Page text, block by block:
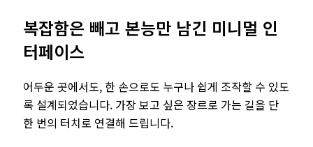
복잡함은 빼고 본능만 남긴 미니멀 인
터페이스
어두운 곳에서도, 한 손으로도 누구나 쉽게 조작할 수 있도
록 설계되었습니다. 가장 보고 싶은 장르로 가는 길을 단
한 번의 터치로 연결해 드립니다.